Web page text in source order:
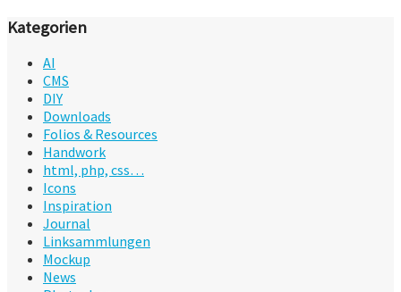
Kategorien
AI
CMS
DIY
Downloads
Folios & Resources
Handwork
html, php, css…
Icons
Inspiration
Journal
Linksammlungen
Mockup
News